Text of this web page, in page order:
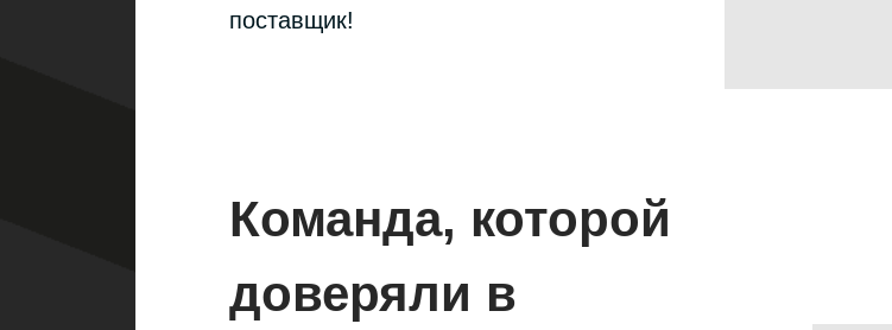
поставщик!
Команда, которой
доверяли в